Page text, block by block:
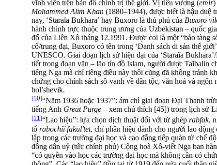
vĩnh viễn trên bản đồ chính trị thế giới. Vị tiểu vương (emir)
Mohammed Alim Khan (1880–1944), được biết là hậu duệ
nay, ‘Staraĭa Bukhara’ hay Buxoro là thủ phủ của Buxoro
hành chính trực thuộc trung ương của Uzbekistan – quốc
đổ của Liên Xô tháng 12.1991. Được coi là một “bảo tàng
cổ/trung đại, Buxoro có tên trong ‘Danh sách di sản thế
UNESCO. Giai đoạn lịch sử hiện đại của ‘Staraĭa
tiết trong đoạn văn – lão tín đồ Islam, người được Taĭbalin
tiếng Nga mà chỉ riêng điều này thôi cũng đã không tránh
chứng cho chính sách sô-vanh về dân tộc, văn hoá và ngôn
bol’shevik.
[10]“Năm 1936 hoặc 1937”: ám chỉ giai đoạn Đại Thanh
tiếng Anh Great Purge – xem chú thích [45]) trong lịch sử
[11]“Lao hiệu”: lựa chọn dịch thuật đối với từ ghép rabfak,
tổ rabochiĭ fakul’tet, chỉ phân hiệu dành cho người lao
lập trong các trường đại học và cao đẳng tiếp quản từ chế
đồng dân uỷ (tức chính phủ) Cộng hoà Xô-viết Nga ban
“có quyền vào học các trường đại học mà không cần có